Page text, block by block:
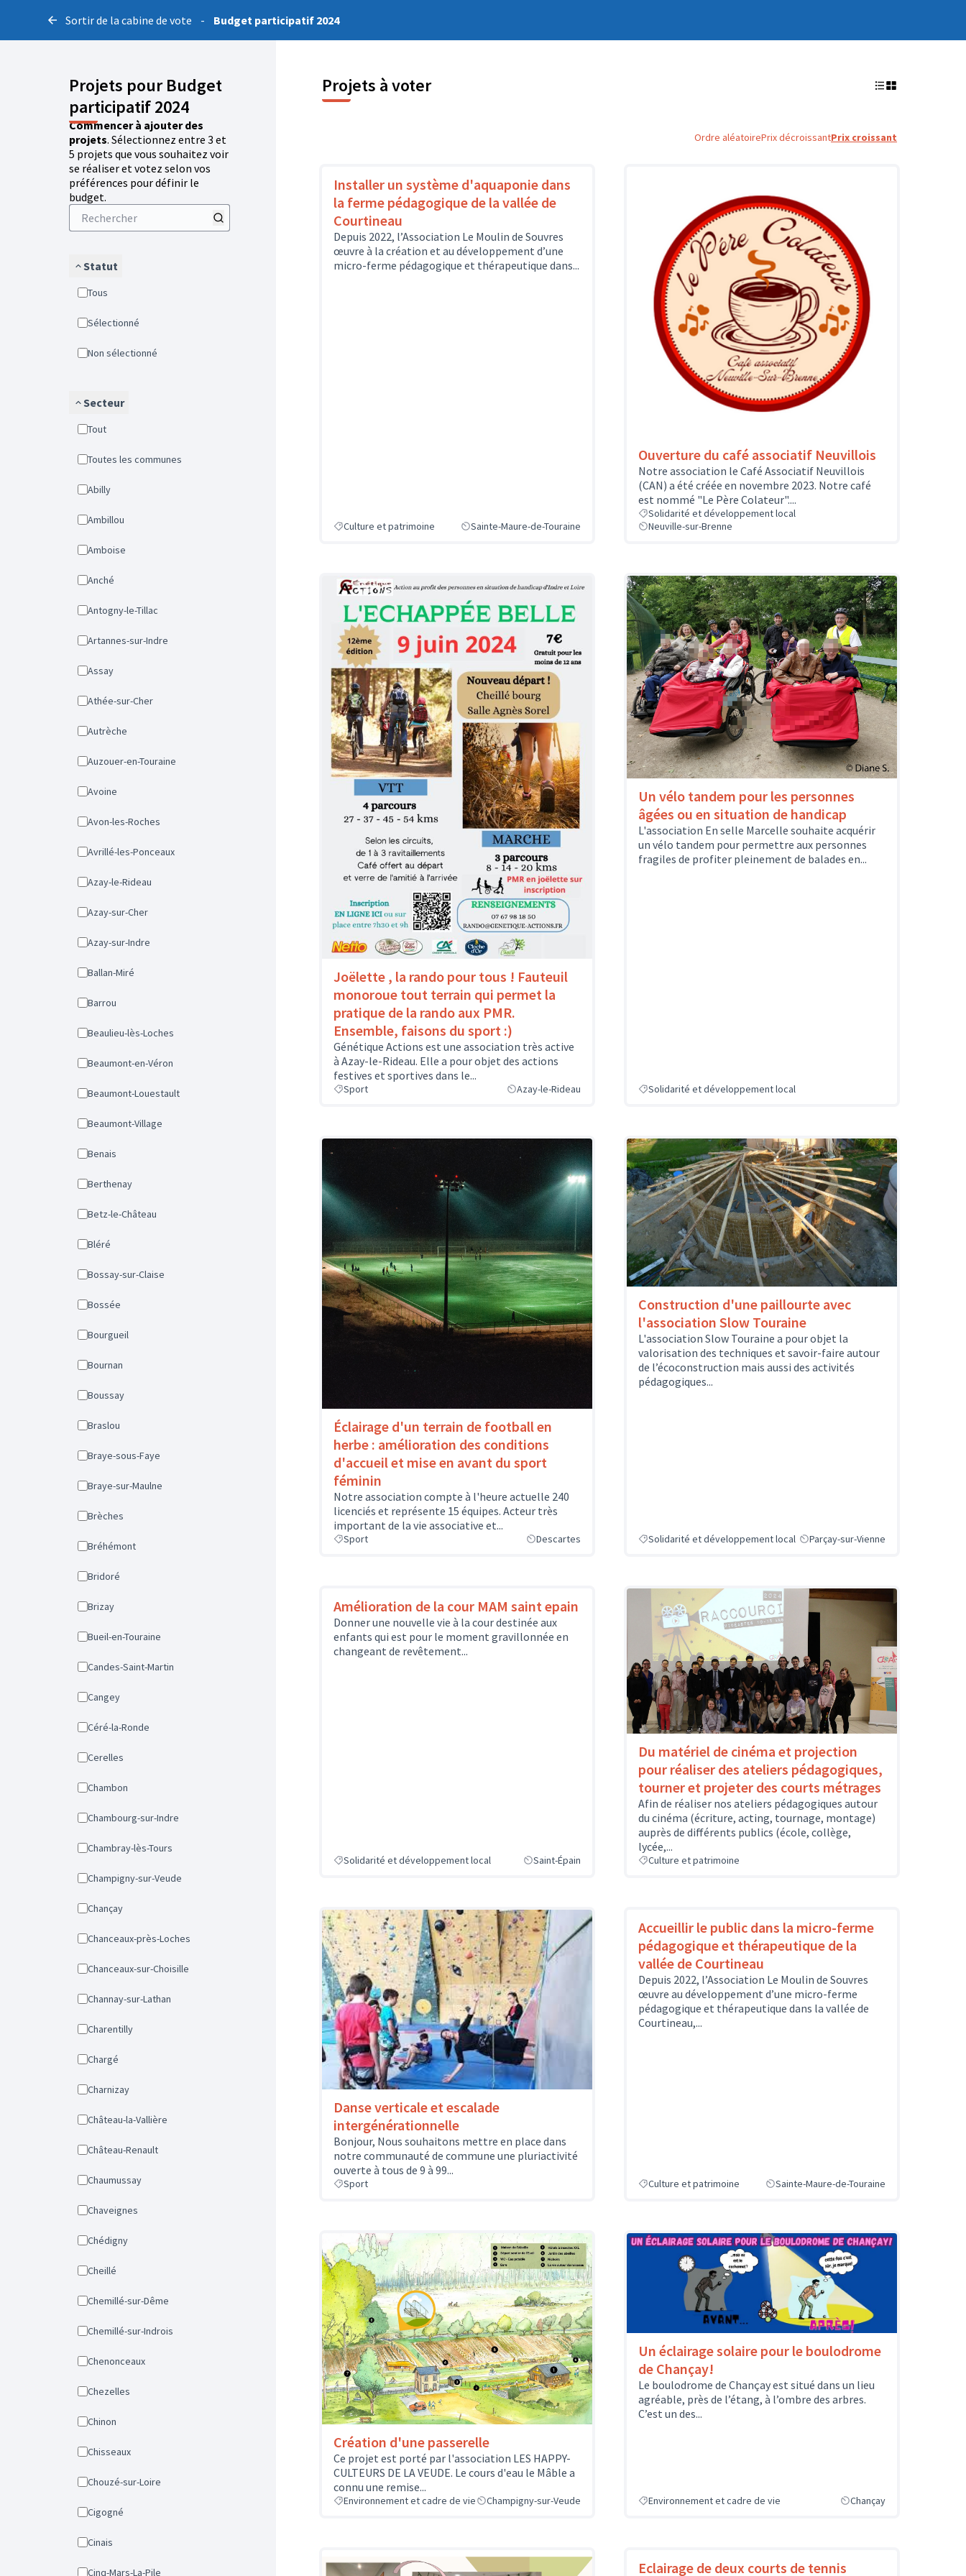
Sortir de la cabine de vote - Budget participatif 2024
Projets pour Budget
participatif 2024
Commencer à ajouter des
projets. Sélectionnez entre 3 et
5 projets que vous souhaitez voir
se réaliser et votez selon vos
préférences pour définir le
budget.
Statut
Tous
Sélectionné
Non sélectionné
Secteur
Tout
Toutes les communes
Abilly
Ambillou
Amboise
Anché
Antogny-le-Tillac
Artannes-sur-Indre
Assay
Athée-sur-Cher
Autrèche
Auzouer-en-Touraine
Avoine
Avon-les-Roches
Avrillé-les-Ponceaux
Azay-le-Rideau
Azay-sur-Cher
Azay-sur-Indre
Ballan-Miré
Barrou
Beaulieu-lès-Loches
Beaumont-en-Véron
Beaumont-Louestault
Beaumont-Village
Benais
Berthenay
Betz-le-Château
Bléré
Bossay-sur-Claise
Bossée
Bourgueil
Bournan
Boussay
Braslou
Braye-sous-Faye
Braye-sur-Maulne
Brèches
Bréhémont
Bridoré
Brizay
Bueil-en-Touraine
Candes-Saint-Martin
Cangey
Céré-la-Ronde
Cerelles
Chambon
Chambourg-sur-Indre
Chambray-lès-Tours
Champigny-sur-Veude
Chançay
Chanceaux-près-Loches
Chanceaux-sur-Choisille
Channay-sur-Lathan
Charentilly
Chargé
Charnizay
Château-la-Vallière
Château-Renault
Chaumussay
Chaveignes
Chédigny
Cheillé
Chemillé-sur-Dême
Chemillé-sur-Indrois
Chenonceaux
Chezelles
Chinon
Chisseaux
Chouzé-sur-Loire
Cigogné
Cinais
Cinq-Mars-La-Pile
Projets à voter
Ordre aléatoirePrix décroissantPrix croissant
Installer un système d'aquaponie dans
la ferme pédagogique de la vallée de
Courtineau
Depuis 2022, l’Association Le Moulin de Souvres
œuvre à la création et au développement d’une
micro-ferme pédagogique et thérapeutique dans...
Culture et patrimoine Sainte-Maure-de-Touraine
Ouverture du café associatif Neuvillois
Notre association le Café Associatif Neuvillois
(CAN) a été créée en novembre 2023. Notre café
est nommé "Le Père Colateur"....
Solidarité et développement local
Neuville-sur-Brenne
Joëlette , la rando pour tous ! Fauteuil
monoroue tout terrain qui permet la
pratique de la rando aux PMR.
Ensemble, faisons du sport :)
Génétique Actions est une association très active
à Azay-le-Rideau. Elle a pour objet des actions
festives et sportives dans le...
Sport Azay-le-Rideau
Un vélo tandem pour les personnes
âgées ou en situation de handicap
L'association En selle Marcelle souhaite acquérir
un vélo tandem pour permettre aux personnes
fragiles de profiter pleinement de balades en...
Solidarité et développement local
Éclairage d'un terrain de football en
herbe : amélioration des conditions
d'accueil et mise en avant du sport
féminin
Notre association compte à l'heure actuelle 240
licenciés et représente 15 équipes. Acteur très
important de la vie associative et...
Sport Descartes
Construction d'une paillourte avec
l'association Slow Touraine
L'association Slow Touraine a pour objet la
valorisation des techniques et savoir-faire autour
de l’écoconstruction mais aussi des activités
pédagogiques...
Solidarité et développement local Parçay-sur-Vienne
Amélioration de la cour MAM saint epain
Donner une nouvelle vie à la cour destinée aux
enfants qui est pour le moment gravillonnée en
changeant de revêtement...
Solidarité et développement local Saint-Épain
Du matériel de cinéma et projection
pour réaliser des ateliers pédagogiques,
tourner et projeter des courts métrages
Afin de réaliser nos ateliers pédagogiques autour
du cinéma (écriture, acting, tournage, montage)
auprès de différents publics (école, collège,
lycée,...
Culture et patrimoine
Danse verticale et escalade
intergénérationnelle
Bonjour, Nous souhaitons mettre en place dans
notre communauté de commune une pluriactivité
ouverte à tous de 9 à 99...
Sport
Accueillir le public dans la micro-ferme
pédagogique et thérapeutique de la
vallée de Courtineau
Depuis 2022, l’Association Le Moulin de Souvres
œuvre au développement d’une micro-ferme
pédagogique et thérapeutique dans la vallée de
Courtineau,...
Culture et patrimoine Sainte-Maure-de-Touraine
Création d'une passerelle
Ce projet est porté par l'association LES HAPPY-
CULTEURS DE LA VEUDE. Le cours d'eau le Mâble a
connu une remise...
Environnement et cadre de vie Champigny-sur-Veude
Un éclairage solaire pour le boulodrome
de Chançay!
Le boulodrome de Chançay est situé dans un lieu
agréable, près de l’étang, à l’ombre des arbres.
C’est un des...
Environnement et cadre de vie Chançay
Eclairage de deux courts de tennis